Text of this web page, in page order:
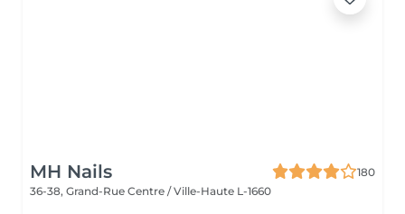
MH Nails
180
36-38, Grand-Rue Centre / Ville-Haute L-1660